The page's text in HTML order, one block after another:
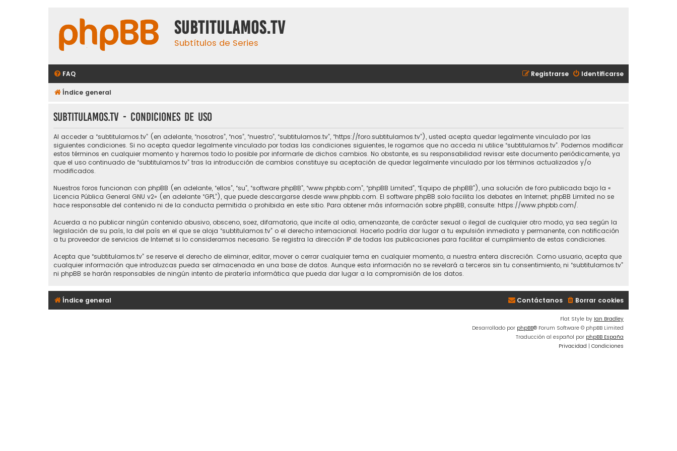
subtitulamos.tv
Subtítulos de Series
FAQ Identificarse
Registrarse
Índice general
subtitulamos.tv - Condiciones de uso
Al acceder a “subtitulamos.tv” (en adelante, “nosotros”, “nos”, “nuestro”, “subtitulamos.tv”, “https://foro.subtitulamos.tv”), usted acepta quedar legalmente vinculado por las
siguientes condiciones. Si no acepta quedar legalmente vinculado por todas las condiciones siguientes, le rogamos que no acceda ni utilice “subtitulamos.tv”. Podemos modificar
estos términos en cualquier momento y haremos todo lo posible por informarle de dichos cambios. No obstante, es su responsabilidad revisar este documento periódicamente, ya
que el uso continuado de “subtitulamos.tv” tras la introducción de cambios constituye su aceptación de quedar legalmente vinculado por los términos actualizados y/o
modificados.
Nuestros foros funcionan con phpBB (en adelante, “ellos”, “su”, “software phpBB”, “www.phpbb.com”, “phpBB Limited”, “Equipo de phpBB”), una solución de foro publicada bajo la «
Licencia Pública General GNU v2» (en adelante “GPL”), que puede descargarse desde www.phpbb.com. El software phpBB solo facilita los debates en Internet; phpBB Limited no se
hace responsable del contenido ni de la conducta permitida o prohibida en este sitio. Para obtener más información sobre phpBB, consulte: https://www.phpbb.com/.
Acuerda a no publicar ningún contenido abusivo, obsceno, soez, difamatorio, que incite al odio, amenazante, de carácter sexual o ilegal de cualquier otro modo, ya sea según la
legislación de su país, la del país en el que se aloja “subtitulamos.tv” o el derecho internacional. Hacerlo podría dar lugar a tu expulsión inmediata y permanente, con notificación
a tu proveedor de servicios de Internet si lo consideramos necesario. Se registra la dirección IP de todas las publicaciones para facilitar el cumplimiento de estas condiciones.
Acepta que “subtitulamos.tv” se reserve el derecho de eliminar, editar, mover o cerrar cualquier tema en cualquier momento, a nuestra entera discreción. Como usuario, acepta que
cualquier información que introduzcas pueda ser almacenada en una base de datos. Aunque esta información no se revelará a terceros sin tu consentimiento, ni “subtitulamos.tv”
ni phpBB se harán responsables de ningún intento de piratería informática que pueda dar lugar a la compromisión de los datos.
Índice general Borrar cookies
Contáctanos
Flat Style by Ian Bradley
Desarrollado por phpBB® Forum Software © phpBB Limited
Traducción al español por phpBB España
Privacidad | Condiciones